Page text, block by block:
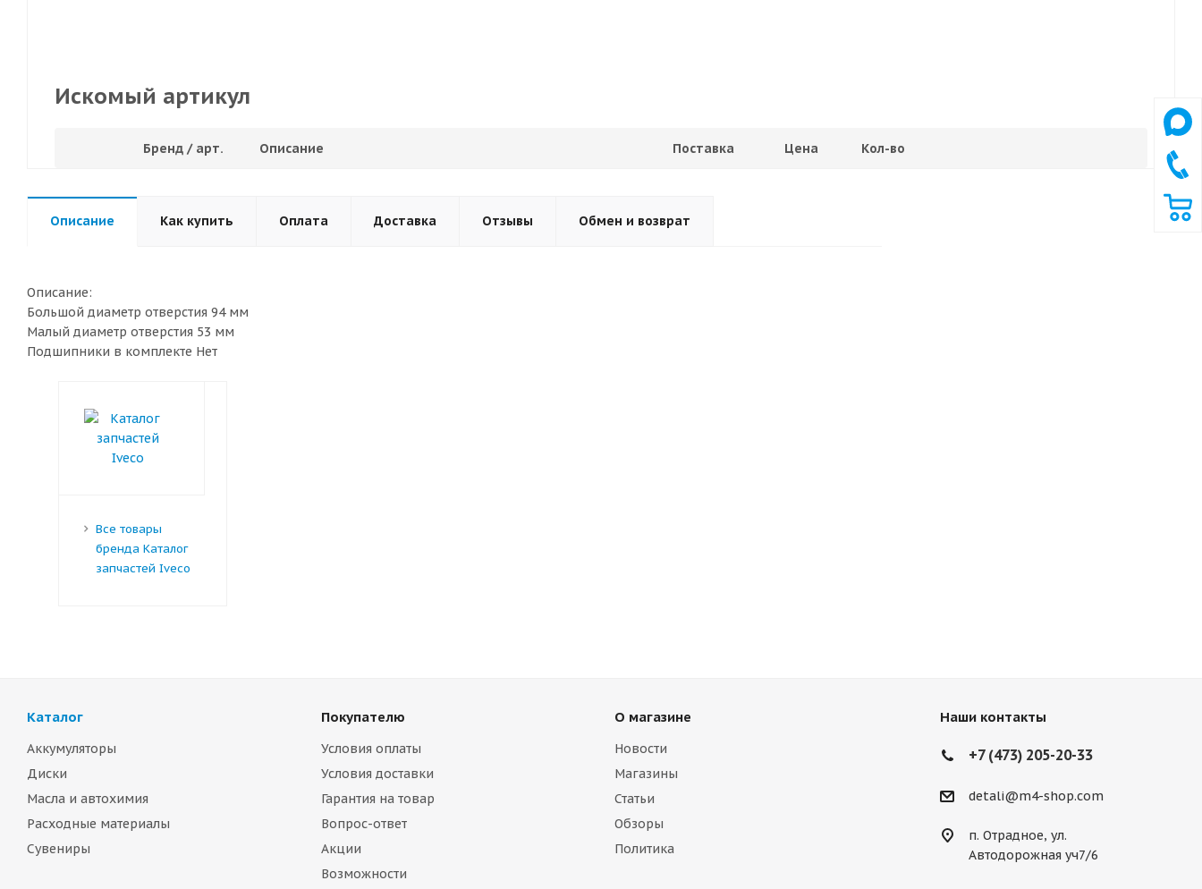
Искомый артикул
Бренд / арт. Описание Поставка Цена Кол-во
Описание Как купить Оплата Доставка Отзывы Обмен и возврат
Описание:
Большой диаметр отверстия 94 мм
Малый диаметр отверстия 53 мм
Подшипники в комплекте Нет
Все товары
бренда Каталог
запчастей Iveco
Каталог
Аккумуляторы
Диски
Масла и автохимия
Расходные материалы
Сувениры
Покупателю
Условия оплаты
Условия доставки
Гарантия на товар
Вопрос-ответ
Акции
Возможности
О магазине
Новости
Магазины
Статьи
Обзоры
Политика
Наши контакты
+7 (473) 205-20-33
detali@m4-shop.com
п. Отрадное, ул.
Автодорожная уч7/6